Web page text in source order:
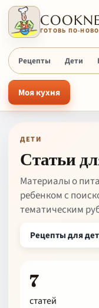
ГОТОВЬ ПО-
Рецепты Дети
Моя кухня
ДЕТИ
Статьи
Материалы о
ребенком с
тематическим
Рецепты для
7
статей